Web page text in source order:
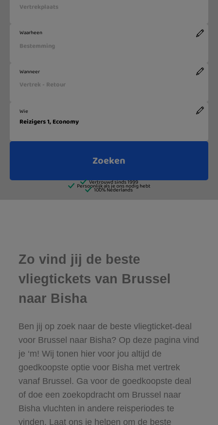
Zo vind jij de beste
vliegtickets van Brussel
naar Bisha
Ben jij op zoek naar de beste vliegticket-deal
voor Brussel naar Bisha? Op deze pagina vind
je ‘m! Wij tonen hier voor jou altijd de
goedkoopste optie voor Bisha met vertrek
vanaf Brussel. Ga voor de goedkoopste deal
of doe een zoekopdracht om Brussel naar
Bisha vluchten in andere reisperiodes te
vinden. Laat ons je helpen om de beste